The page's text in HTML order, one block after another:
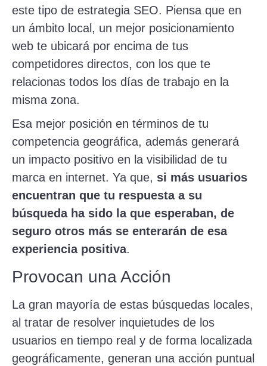
este tipo de estrategia SEO. Piensa que en
un ámbito local, un mejor posicionamiento
web te ubicará por encima de tus
competidores directos, con los que te
relacionas todos los días de trabajo en la
misma zona.
Esa mejor posición en términos de tu
competencia geográfica, además generará
un impacto positivo en la visibilidad de tu
marca en internet. Ya que, si más usuarios
encuentran que tu respuesta a su
búsqueda ha sido la que esperaban, de
seguro otros más se enterarán de esa
experiencia positiva.
Provocan una Acción
La gran mayoría de estas búsquedas locales,
al tratar de resolver inquietudes de los
usuarios en tiempo real y de forma localizada
geográficamente, generan una acción puntual